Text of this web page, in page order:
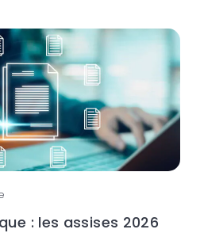
: les assises 2026